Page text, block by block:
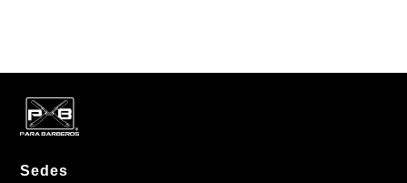
Sedes